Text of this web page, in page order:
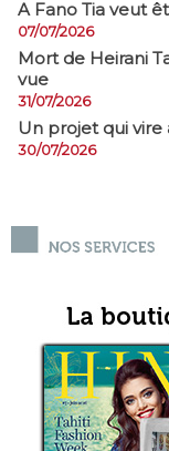
A Fano Tia veut
07/07/2026
Mort de Heirani
vue
31/07/2026
Un projet qui
30/07/2026